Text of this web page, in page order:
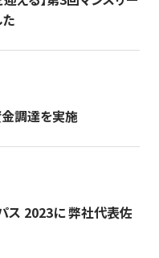
金調達を実施
ス 2023に 弊社代表佐